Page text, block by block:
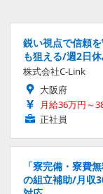
鋭い視点で信頼
も狙える/週2日
株式会社C-Link
大阪府
月給36万円～
正社員
「寮完備・寮費
の組立補助/月収